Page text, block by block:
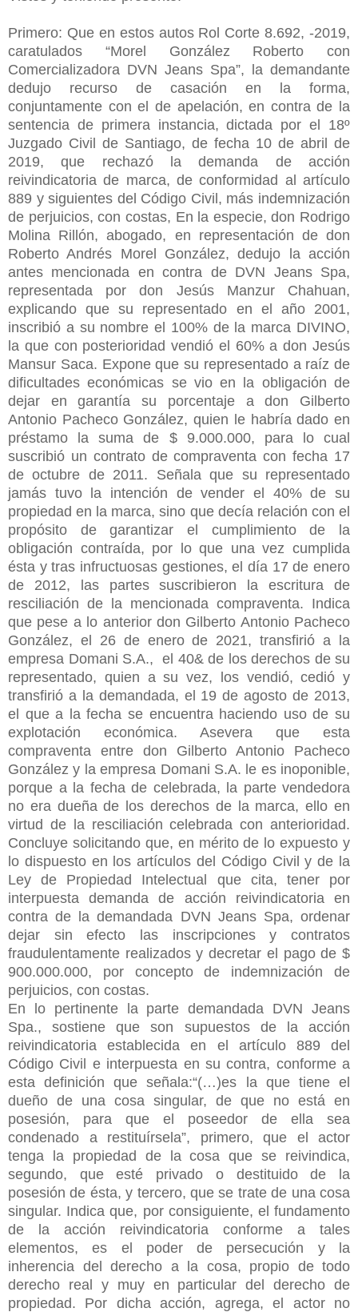
Primero: Que en estos autos Rol Corte 8.692, -2019,
caratulados “Morel González Roberto con
Comercializadora DVN Jeans Spa”, la demandante
dedujo recurso de casación en la forma,
conjuntamente con el de apelación, en contra de la
sentencia de primera instancia, dictada por el 18º
Juzgado Civil de Santiago, de fecha 10 de abril de
2019, que rechazó la demanda de acción
reivindicatoria de marca, de conformidad al artículo
889 y siguientes del Código Civil, más indemnización
de perjuicios, con costas, En la especie, don Rodrigo
Molina Rillón, abogado, en representación de don
Roberto Andrés Morel González, dedujo la acción
antes mencionada en contra de DVN Jeans Spa,
representada por don Jesús Manzur Chahuan,
explicando que su representado en el año 2001,
inscribió a su nombre el 100% de la marca DIVINO,
la que con posterioridad vendió el 60% a don Jesús
Mansur Saca. Expone que su representado a raíz de
dificultades económicas se vio en la obligación de
dejar en garantía su porcentaje a don Gilberto
Antonio Pacheco González, quien le habría dado en
préstamo la suma de $ 9.000.000, para lo cual
suscribió un contrato de compraventa con fecha 17
de octubre de 2011. Señala que su representado
jamás tuvo la intención de vender el 40% de su
propiedad en la marca, sino que decía relación con el
propósito de garantizar el cumplimiento de la
obligación contraída, por lo que una vez cumplida
ésta y tras infructuosas gestiones, el día 17 de enero
de 2012, las partes suscribieron la escritura de
resciliación de la mencionada compraventa. Indica
que pese a lo anterior don Gilberto Antonio Pacheco
González, el 26 de enero de 2021, transfirió a la
empresa Domani S.A., el 40& de los derechos de su
representado, quien a su vez, los vendió, cedió y
transfirió a la demandada, el 19 de agosto de 2013,
el que a la fecha se encuentra haciendo uso de su
explotación económica. Asevera que esta
compraventa entre don Gilberto Antonio Pacheco
González y la empresa Domani S.A. le es inoponible,
porque a la fecha de celebrada, la parte vendedora
no era dueña de los derechos de la marca, ello en
virtud de la resciliación celebrada con anterioridad.
Concluye solicitando que, en mérito de lo expuesto y
lo dispuesto en los artículos del Código Civil y de la
Ley de Propiedad Intelectual que cita, tener por
interpuesta demanda de acción reivindicatoria en
contra de la demandada DVN Jeans Spa, ordenar
dejar sin efecto las inscripciones y contratos
fraudulentamente realizados y decretar el pago de $
900.000.000, por concepto de indemnización de
perjuicios, con costas.
En lo pertinente la parte demandada DVN Jeans
Spa., sostiene que son supuestos de la acción
reivindicatoria establecida en el artículo 889 del
Código Civil e interpuesta en su contra, conforme a
esta definición que señala:“(…)es la que tiene el
dueño de una cosa singular, de que no está en
posesión, para que el poseedor de ella sea
condenado a restituírsela”, primero, que el actor
tenga la propiedad de la cosa que se reivindica,
segundo, que esté privado o destituido de la
posesión de ésta, y tercero, que se trate de una cosa
singular. Indica que, por consiguiente, el fundamento
de la acción reivindicatoria conforme a tales
elementos, es el poder de persecución y la
inherencia del derecho a la cosa, propio de todo
derecho real y muy en particular del derecho de
propiedad. Por dicha acción, agrega, el actor no